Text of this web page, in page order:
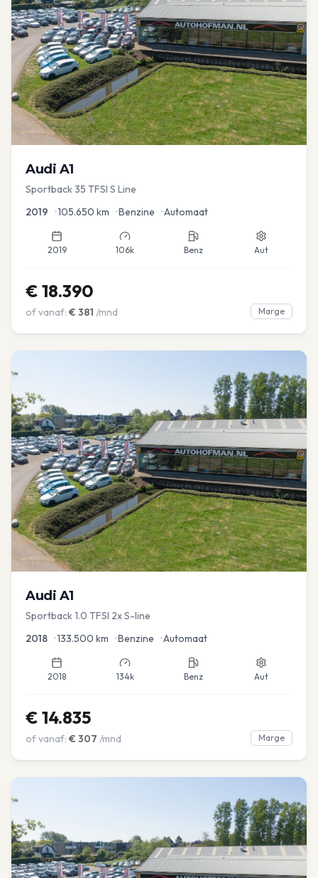
Audi A1
Sportback 35 TFSI S Line
2019 •105.650 km •Benzine •Automaat
2019 106k Benz Aut
€ 18.390
of vanaf: € 381 /mnd Marge
Audi A1
Sportback 1.0 TFSI 2x S-line
2018 •133.500 km •Benzine •Automaat
2018 134k Benz Aut
€ 14.835
of vanaf: € 307 /mnd Marge